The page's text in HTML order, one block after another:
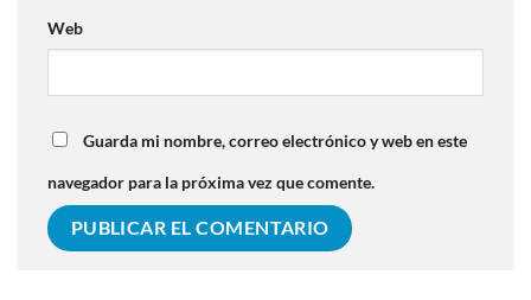
Web
Guarda mi nombre, correo electrónico y web en este
navegador para la próxima vez que comente.